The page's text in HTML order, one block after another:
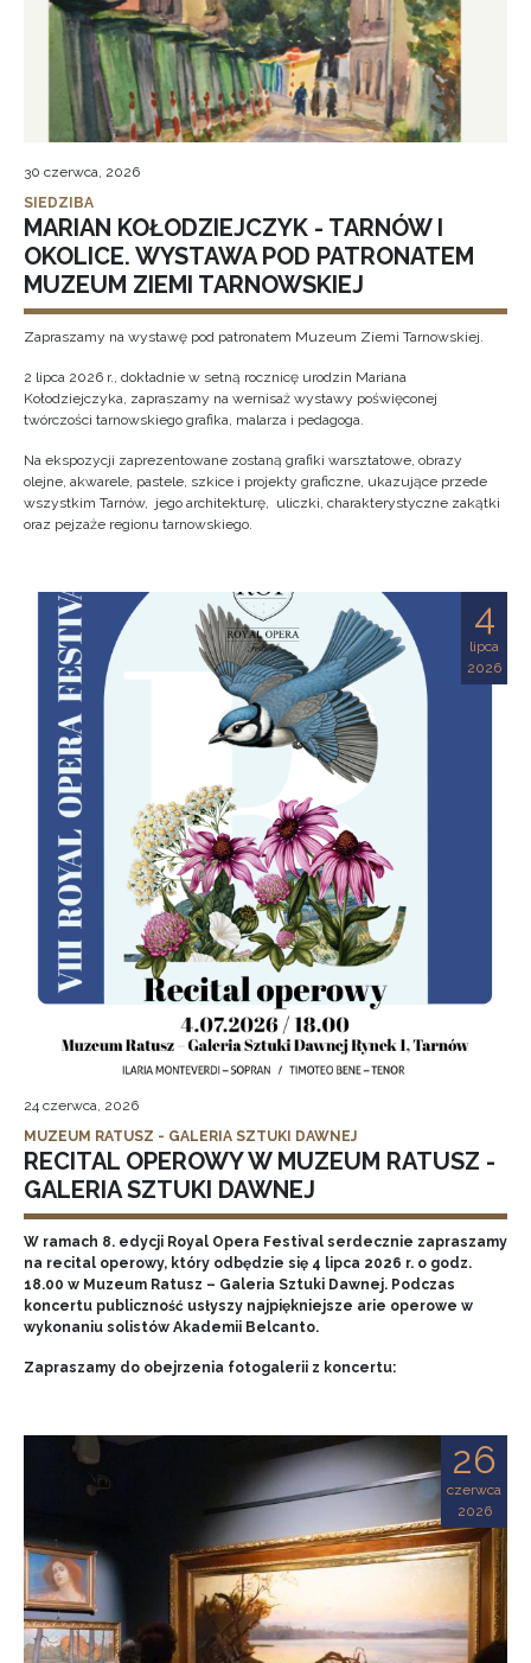
30 czerwca, 2026
SIEDZIBA
MARIAN KOŁODZIEJCZYK - TARNÓW I
OKOLICE. WYSTAWA POD PATRONATEM
MUZEUM ZIEMI TARNOWSKIEJ
Zapraszamy na wystawę pod patronatem Muzeum Ziemi Tarnowskiej.
2 lipca 2026 r., dokładnie w setną rocznicę urodzin Mariana
Kołodziejczyka, zapraszamy na wernisaż wystawy poświęconej
twórczości tarnowskiego grafika, malarza i pedagoga.
Na ekspozycji zaprezentowane zostaną grafiki warsztatowe, obrazy
olejne, akwarele, pastele, szkice i projekty graficzne, ukazujące przede
wszystkim Tarnów, jego architekturę, uliczki, charakterystyczne zakątki
oraz pejzaże regionu tarnowskiego.
4
lipca
2026
24 czerwca, 2026
MUZEUM RATUSZ - GALERIA SZTUKI DAWNEJ
RECITAL OPEROWY W MUZEUM RATUSZ -
GALERIA SZTUKI DAWNEJ
W ramach 8. edycji Royal Opera Festival serdecznie zapraszamy
na recital operowy, który odbędzie się 4 lipca 2026 r. o godz.
18.00 w Muzeum Ratusz – Galeria Sztuki Dawnej. Podczas
koncertu publiczność usłyszy najpiękniejsze arie operowe w
wykonaniu solistów Akademii Belcanto.
Zapraszamy do obejrzenia fotogalerii z koncertu:
26
czerwca
2026